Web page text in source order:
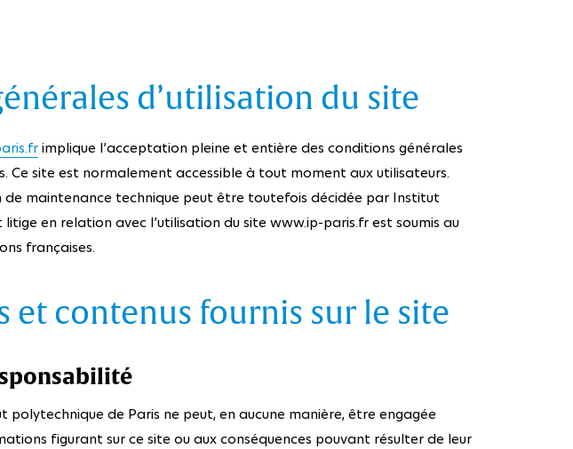
d’utilisation du site
implique l’acceptation pleine et entière des conditions générales
Ce site est normalement accessible à tout moment aux utilisateurs.
de maintenance technique peut être toutefois décidée par Institut
litige en relation avec l’utilisation du site www.ip-paris.fr est soumis au
françaises.
et contenus fournis sur le site
polytechnique de Paris ne peut, en aucune manière, être engagée
figurant sur ce site ou aux conséquences pouvant résulter de leur